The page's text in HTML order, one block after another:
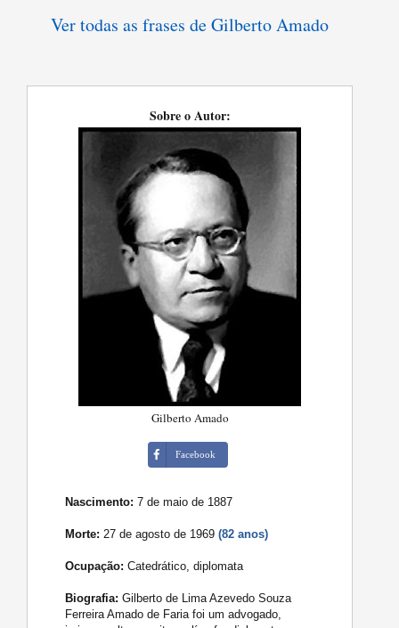
Ver todas as frases de Gilberto Amado
Sobre o Autor:
Gilberto Amado
Facebook
Nascimento: 7 de maio de 1887
Morte: 27 de agosto de 1969(82 anos)
Ocupação: Catedrático, diplomata
Biografia: Gilberto de Lima Azevedo Souza
Ferreira Amado de Faria foi um advogado,